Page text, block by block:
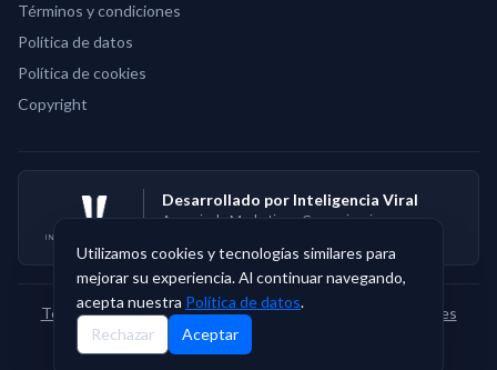
Utilizamos cookies y tecnologías similares para
mejorar su experiencia. Al continuar navegando,
acepta nuestra Política de datos.
Rechazar
Aceptar
Términos y condiciones
Política de datos
Política de cookies
Copyright
Desarrollado por Inteligencia Viral
Agencia de Marketing y Comunicaciones en
Términos y condiciones·Política de datos
Política de cookies
©
PANLAR. Todos los derechos reservados.